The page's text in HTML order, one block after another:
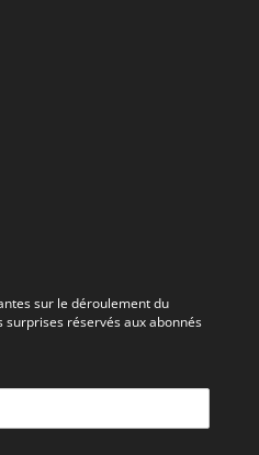
sur le déroulement du
réservés aux abonnés